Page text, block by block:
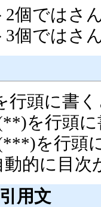
個ではさ
個ではさ
行頭に書
を行頭
を行頭
的に目次
用文